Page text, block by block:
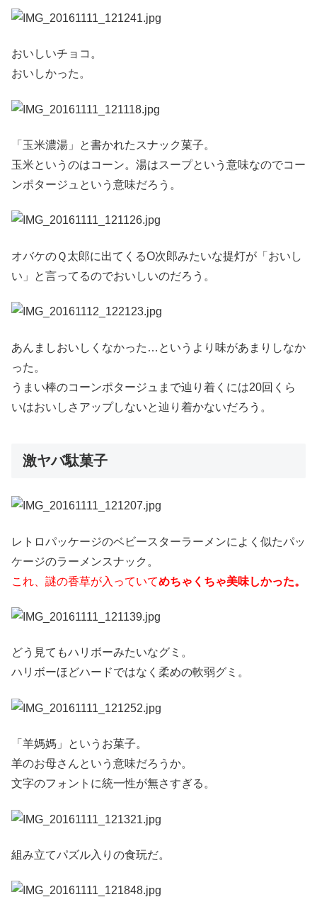
おいしいチョコ。
おいしかった。
「玉米濃湯」と書かれたスナック菓子。
玉米というのはコーン。湯はスープという意味なのでコー
ンポタージュという意味だろう。
オバケのＱ太郎に出てくるO次郎みたいな提灯が「おいし
い」と言ってるのでおいしいのだろう。
あんましおいしくなかった…というより味があまりしなか
った。
うまい棒のコーンポタージュまで辿り着くには20回くら
いはおいしさアップしないと辿り着かないだろう。
激ヤバ駄菓子
レトロパッケージのベビースターラーメンによく似たパッ
ケージのラーメンスナック。
これ、謎の香草が入っていてめちゃくちゃ美味しかった。
どう見てもハリボーみたいなグミ。
ハリボーほどハードではなく柔めの軟弱グミ。
「羊媽媽」というお菓子。
羊のお母さんという意味だろうか。
文字のフォントに統一性が無さすぎる。
組み立てパズル入りの食玩だ。